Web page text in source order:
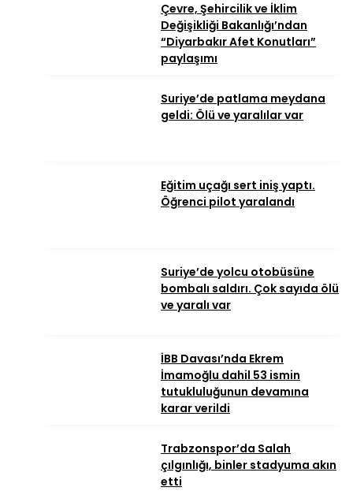
Çevre, Şehircilik ve İklim
Değişikliği Bakanlığı’ndan
“Diyarbakır Afet Konutları”
paylaşımı
Suriye’de patlama meydana
geldi: Ölü ve yaralılar var
Eğitim uçağı sert iniş yaptı.
Öğrenci pilot yaralandı
Suriye’de yolcu otobüsüne
bombalı saldırı. Çok sayıda ölü
ve yaralı var
İBB Davası’nda Ekrem
İmamoğlu dahil 53 ismin
tutukluluğunun devamına
karar verildi
Trabzonspor’da Salah
çılgınlığı, binler stadyuma akın
etti